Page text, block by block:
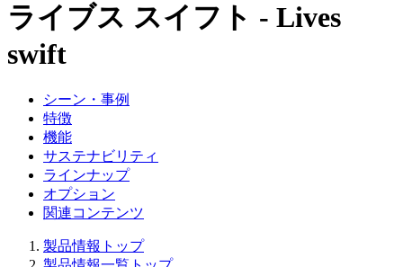
ライブス スイフト - Lives
swift
シーン・事例
特徴
機能
サステナビリティ
ラインナップ
オプション
関連コンテンツ
製品情報トップ